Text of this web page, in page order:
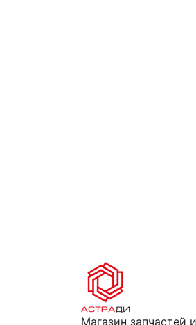
Магазин запчастей и